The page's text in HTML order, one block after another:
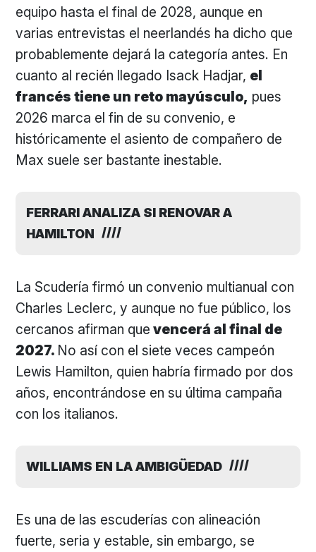
equipo hasta el final de 2028, aunque en
varias entrevistas el neerlandés ha dicho que
probablemente dejará la categoría antes. En
cuanto al recién llegado Isack Hadjar, el
francés tiene un reto mayúsculo, pues
2026 marca el fin de su convenio, e
históricamente el asiento de compañero de
Max suele ser bastante inestable.
FERRARI ANALIZA SI RENOVAR A
HAMILTON
La Scudería firmó un convenio multianual con
Charles Leclerc, y aunque no fue público, los
cercanos afirman que vencerá al final de
2027. No así con el siete veces campeón
Lewis Hamilton, quien habría firmado por dos
años, encontrándose en su última campaña
con los italianos.
WILLIAMS EN LA AMBIGÜEDAD
Es una de las escuderías con alineación
fuerte, seria y estable, sin embargo, se